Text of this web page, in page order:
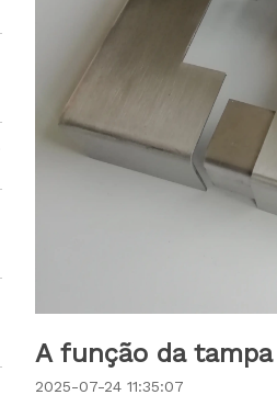
A função da
2025-07-24 11:35:07